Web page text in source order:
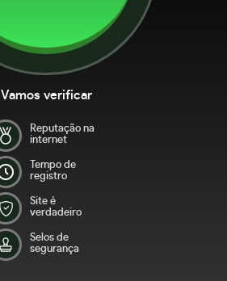
Vamos verificar
Reputação na
internet
Tempo de
registro
Site é
verdadeiro
Selos de
segurança